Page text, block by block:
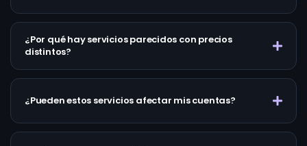
¿Por qué hay servicios parecidos con precios
distintos?
¿Pueden estos servicios afectar mis cuentas?